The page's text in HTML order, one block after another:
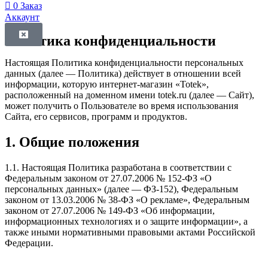
0 Заказ
Аккаунт
Политика конфиденциальности
Настоящая Политика конфиденциальности персональных
данных (далее — Политика) действует в отношении всей
информации, которую интернет-магазин «Totek»,
расположенный на доменном имени totek.ru (далее — Сайт),
может получить о Пользователе во время использования
Сайта, его сервисов, программ и продуктов.
1. Общие положения
1.1. Настоящая Политика разработана в соответствии с
Федеральным законом от 27.07.2006 № 152-ФЗ «О
персональных данных» (далее — ФЗ-152), Федеральным
законом от 13.03.2006 № 38-ФЗ «О рекламе», Федеральным
законом от 27.07.2006 № 149-ФЗ «Об информации,
информационных технологиях и о защите информации», а
также иными нормативными правовыми актами Российской
Федерации.